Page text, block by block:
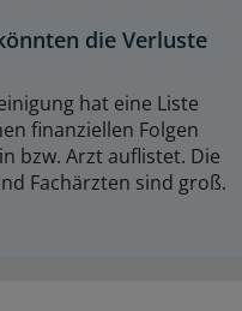
die Verluste
hat eine Liste
finanziellen Folgen
bzw. Arzt auflistet. Die
Fachärzten sind groß.